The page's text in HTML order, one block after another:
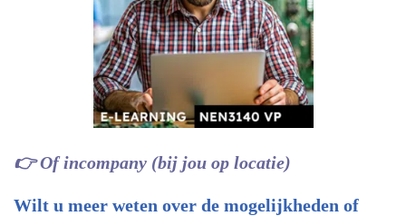
👉Of incompany (bij jou op locatie)
Wilt u meer weten over de mogelijkheden of